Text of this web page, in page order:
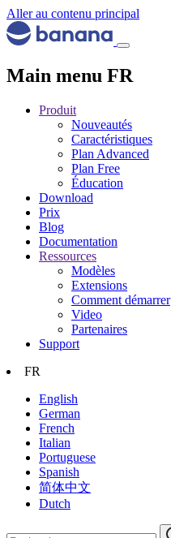
Aller au contenu principal
Main menu FR
Produit
Nouveautés
Caractéristiques
Plan Advanced
Plan Free
Éducation
Download
Prix
Blog
Documentation
Ressources
Modèles
Extensions
Comment démarrer
Video
Partenaires
Support
FR
English
German
French
Italian
Portuguese
Spanish
简体中文
Dutch